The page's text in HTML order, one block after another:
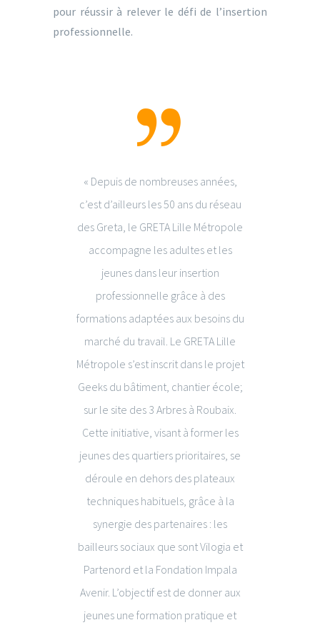
pour réussir à relever le défi de l’insertion
professionnelle.
« Depuis de nombreuses années,
c’est d’ailleurs les 50 ans du réseau
des Greta, le GRETA Lille Métropole
accompagne les adultes et les
jeunes dans leur insertion
professionnelle grâce à des
formations adaptées aux besoins du
marché du travail. Le GRETA Lille
Métropole s’est inscrit dans le projet
Geeks du bâtiment, chantier école;
sur le site des 3 Arbres à Roubaix.
Cette initiative, visant à former les
jeunes des quartiers prioritaires, se
déroule en dehors des plateaux
techniques habituels, grâce à la
synergie des partenaires : les
bailleurs sociaux que sont Vilogia et
Partenord et la Fondation Impala
Avenir. L’objectif est de donner aux
jeunes une formation pratique et